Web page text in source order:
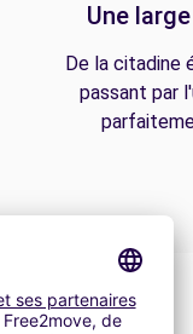
Une
De la citadine
passant par